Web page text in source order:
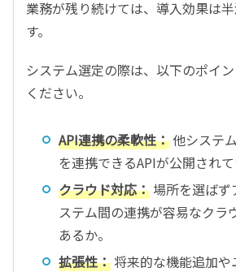
業務が残り続けては、導入効果は
す。
システム選定の際は、以下のポイ
ください。
API連携の柔軟性：他システ
を連携できるAPIが公開されて
クラウド対応：場所を選ばず
ステム間の連携が容易なクラ
あるか。
拡張性： 将来的な機能追加